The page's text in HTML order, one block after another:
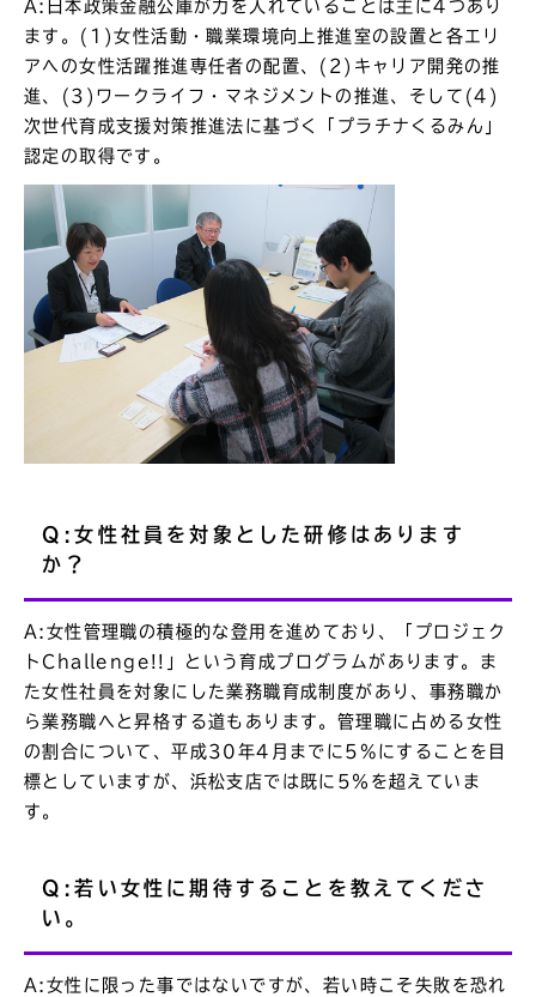
A:日本政策金融公庫が力を入れていることは主に4つあり
ます。(1)女性活動・職業環境向上推進室の設置と各エリ
アへの女性活躍推進専任者の配置、(2)キャリア開発の推
進、(3)ワークライフ・マネジメントの推進、そして(4)
次世代育成支援対策推進法に基づく「プラチナくるみん」
認定の取得です。
Q:女性社員を対象とした研修はあります
か？
A:女性管理職の積極的な登用を進めており、「プロジェク
トChallenge!!」という育成プログラムがあります。ま
た女性社員を対象にした業務職育成制度があり、事務職か
ら業務職へと昇格する道もあります。管理職に占める女性
の割合について、平成30年4月までに5%にすることを目
標としていますが、浜松支店では既に5％を超えていま
す。
Q:若い女性に期待することを教えてくださ
い。
A:女性に限った事ではないですが、若い時こそ失敗を恐れ